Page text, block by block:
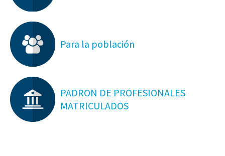
Para la población
PADRON DE PROFESIONALES
MATRICULADOS